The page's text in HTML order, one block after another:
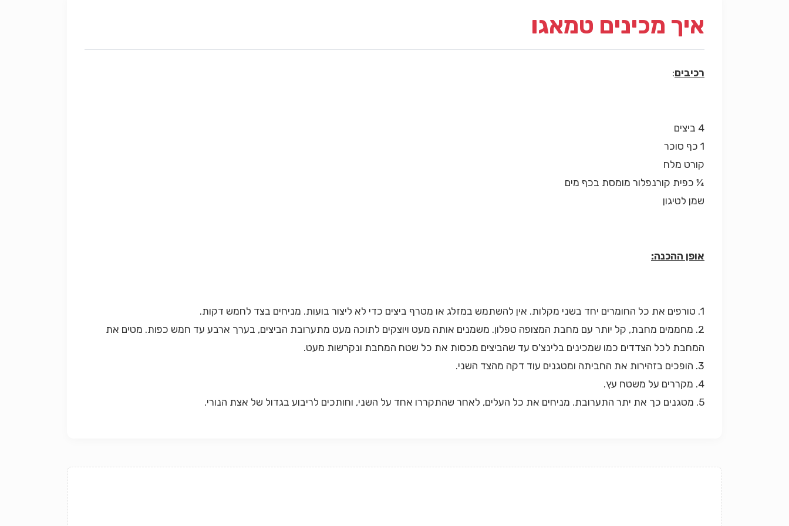
איך מכינים טמאגו
רכיבים:
4 ביצים
1 כף סוכר
קורט מלח
¼ כפית קורנפלור מומסת בכף מים
שמן לטיגון
אופן ההכנה:
1. טורפים את כל החומרים יחד בשני מקלות. אין להשתמש במזלג או מטרף ביצים כדי לא ליצור בועות. מניחים בצד לחמש דקות.
2. מחממים מחבת, קל יותר עם מחבת המצופה טפלון. משמנים אותה מעט ויוצקים לתוכה מעט מתערובת הביצים, בערך ארבע עד חמש כפות. מטים את
המחבת לכל הצדדים כמו שמכינים בלינצ'ס עד שהביצים מכסות את כל שטח המחבת ונקרשות מעט.
3. הופכים בזהירות את החביתה ומטגנים עוד דקה מהצד השני.
4. מקררים על משטח עץ.
5. מטגנים כך את יתר התערובת. מניחים את כל העלים, לאחר שהתקררו אחד על השני, וחותכים לריבוע בגדול של אצת הנורי.